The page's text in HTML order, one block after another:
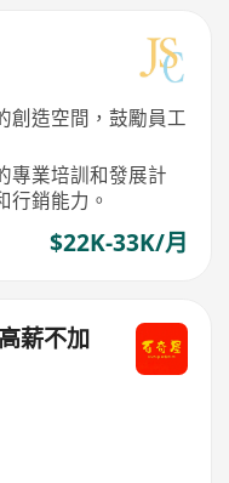
創造空間，鼓勵員工
專業培訓和發展計
行銷能力。
$22K-33K/月
薪不加